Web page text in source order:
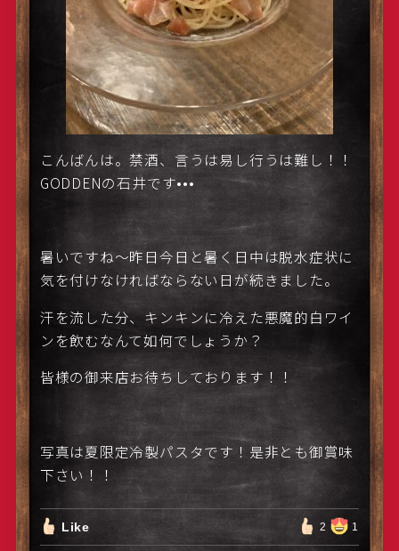
こんばんは。禁酒、言うは易し行うは難し！！
GODDENの石井です•••
暑いですね〜昨日今日と暑く日中は脱水症状に
気を付けなければならない日が続きました。
汗を流した分、キンキンに冷えた悪魔的白ワイ
ンを飲むなんて如何でしょうか？
皆様の御来店お待ちしております！！
写真は夏限定冷製パスタです！是非とも御賞味
下さい！！
Like 2 1